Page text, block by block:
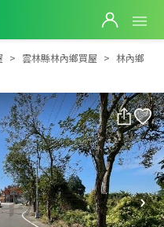
林內鄉成功國小旁美田
雲林縣林內鄉買屋
林內鄉